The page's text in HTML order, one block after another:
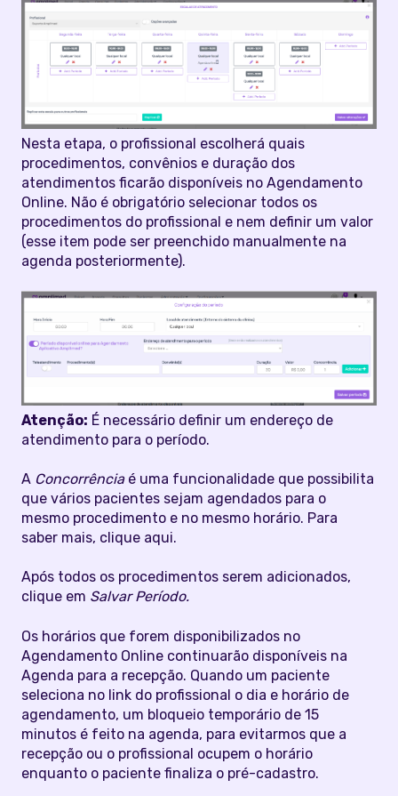
Nesta etapa, o profissional escolherá quais
procedimentos, convênios e duração dos
atendimentos ficarão disponíveis no Agendamento
Online. Não é obrigatório selecionar todos os
procedimentos do profissional e nem definir um valor
(esse item pode ser preenchido manualmente na
agenda posteriormente).
Atenção: É necessário definir um endereço de
atendimento para o período.
A Concorrênciaé uma funcionalidade que possibilita
que vários pacientes sejam agendados para o
mesmo procedimento e no mesmo horário. Para
saber mais, clique aqui.
Após todos os procedimentos serem adicionados,
clique em Salvar Período.
Os horários que forem disponibilizados no
Agendamento Online continuarão disponíveis na
Agenda para a recepção. Quando um paciente
seleciona no link do profissional o dia e horário de
agendamento, um bloqueio temporário de 15
minutos é feito na agenda, para evitarmos que a
recepção ou o profissional ocupem o horário
enquanto o paciente finaliza o pré-cadastro.